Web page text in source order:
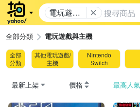
電玩遊戲
與主機
全部分類 電玩遊戲與主機
全部
分類
其他電玩遊戲/
主機
Nintendo
Switch
最新上架 價格 最高人氣